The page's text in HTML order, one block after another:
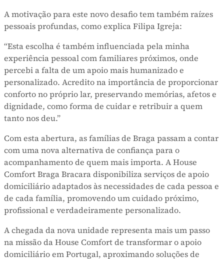
A motivação para este novo desafio tem também raízes
pessoais profundas, como explica Filipa Igreja:
“Esta escolha é também influenciada pela minha
experiência pessoal com familiares próximos, onde
percebi a falta de um apoio mais humanizado e
personalizado. Acredito na importância de proporcionar
conforto no próprio lar, preservando memórias, afetos e
dignidade, como forma de cuidar e retribuir a quem
tanto nos deu.”
Com esta abertura, as famílias de Braga passam a contar
com uma nova alternativa de confiança para o
acompanhamento de quem mais importa. A House
Comfort Braga Bracara disponibiliza serviços de apoio
domiciliário adaptados às necessidades de cada pessoa e
de cada família, promovendo um cuidado próximo,
profissional e verdadeiramente personalizado.
A chegada da nova unidade representa mais um passo
na missão da House Comfort de transformar o apoio
domiciliário em Portugal, aproximando soluções de